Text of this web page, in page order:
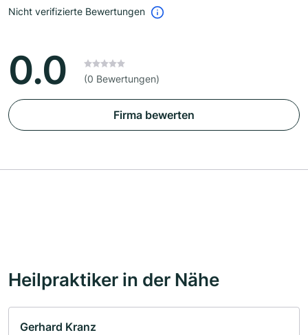
Nicht verifizierte Bewertungen
0.0 (0 Bewertungen)
Firma bewerten
Heilpraktiker in der Nähe
Gerhard Kranz